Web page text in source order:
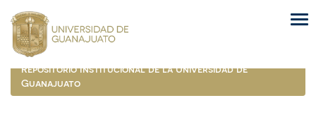
navigation
Repositorio Institucional de la Universidad de
Guanajuato